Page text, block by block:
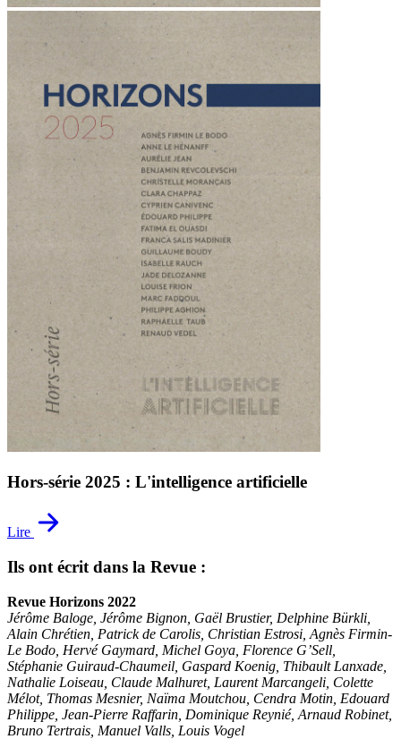
Hors-série 2025 : L'intelligence artificielle
Lire
Ils ont écrit dans la Revue :
Revue Horizons 2022
Jérôme Baloge, Jérôme Bignon, Gaël Brustier, Delphine Bürkli,
Alain Chrétien, Patrick de Carolis, Christian Estrosi, Agnès Firmin-
Le Bodo, Hervé Gaymard, Michel Goya, Florence G’Sell,
Stéphanie Guiraud-Chaumeil, Gaspard Koenig, Thibault Lanxade,
Nathalie Loiseau, Claude Malhuret, Laurent Marcangeli, Colette
Mélot, Thomas Mesnier, Naïma Moutchou, Cendra Motin, Edouard
Philippe, Jean-Pierre Raffarin, Dominique Reynié, Arnaud Robinet,
Bruno Tertrais, Manuel Valls, Louis Vogel